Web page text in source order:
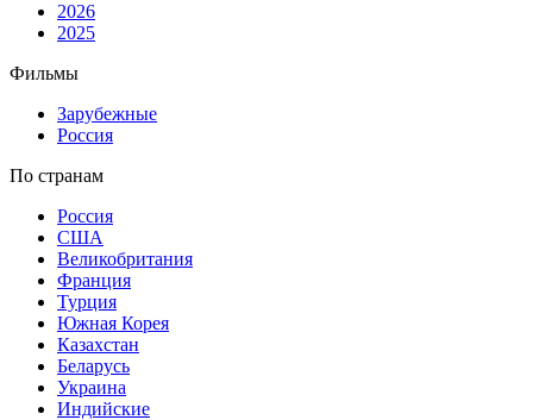
2026
2025
Фильмы
Зарубежные
Россия
По странам
Россия
США
Великобритания
Франция
Турция
Южная Корея
Казахстан
Беларусь
Украина
Индийские